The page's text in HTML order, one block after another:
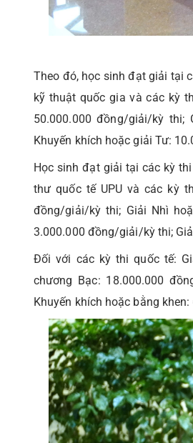
Theo đó, học sinh đạt giải tại
kỹ thuật quốc gia và các kỳ
50.000.000 đồng/giải/kỳ thi;
Khuyến khích hoặc giải Tư:
Học sinh đạt giải tại các kỳ
thư quốc tế UPU và các kỳ
đồng/giải/kỳ thi; Giải Nhì
3.000.000 đồng/giải/kỳ thi;
Đối với các kỳ thi quốc tế:
chương Bạc: 18.000.000
Khuyến khích hoặc bằng